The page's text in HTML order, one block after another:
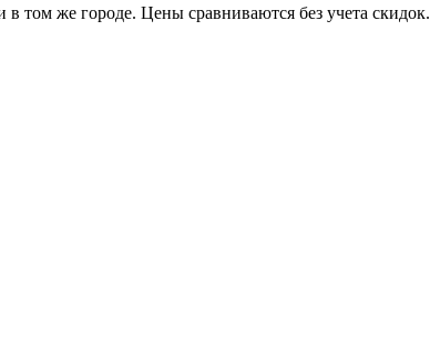
в том же городе. Цены сравниваются без учета скидок.